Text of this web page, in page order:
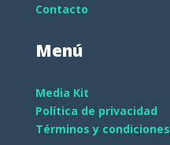
Contacto
Menú
Media Kit
Política de privacidad
Términos y condiciones